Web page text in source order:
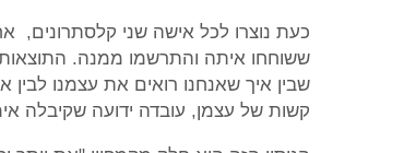
כעת נוצרו לכל אישה שני קלסתרונים,
ששוחחו איתה והתרשמו ממנה. התוצאות
שבין איך שאנחנו רואים את עצמנו
קשות של עצמן, עובדה ידועה שקיבלה